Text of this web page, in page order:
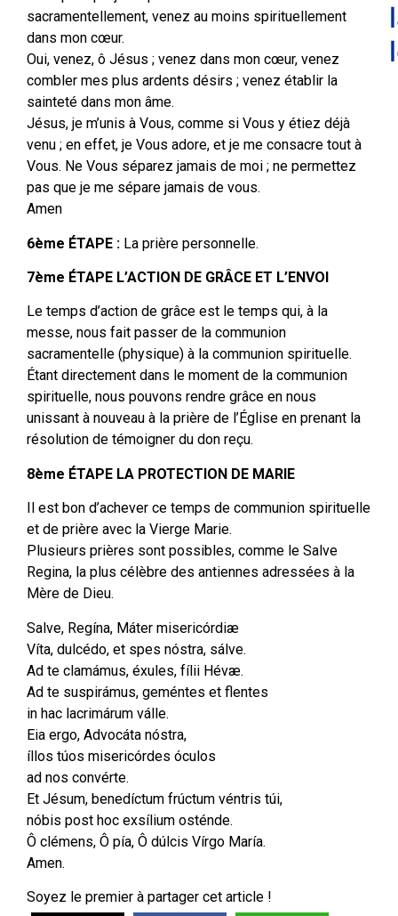
sacramentellement, venez au moins spirituellement
dans mon cœur.
Oui, venez, ô Jésus ; venez dans mon cœur, venez
combler mes plus ardents désirs ; venez établir la
sainteté dans mon âme.
Jésus, je m’unis à Vous, comme si Vous y étiez déjà
venu ; en effet, je Vous adore, et je me consacre tout à
Vous. Ne Vous séparez jamais de moi ; ne permettez
pas que je me sépare jamais de vous.
Amen
6ème ÉTAPE : La prière personnelle.
7ème ÉTAPE L’ACTION DE GRÂCE ET L’ENVOI
Le temps d’action de grâce est le temps qui, à la
messe, nous fait passer de la communion
sacramentelle (physique) à la communion spirituelle.
Étant directement dans le moment de la communion
spirituelle, nous pouvons rendre grâce en nous
unissant à nouveau à la prière de l’Église en prenant la
résolution de témoigner du don reçu.
8ème ÉTAPE LA PROTECTION DE MARIE
Il est bon d’achever ce temps de communion spirituelle
et de prière avec la Vierge Marie.
Plusieurs prières sont possibles, comme le Salve
Regina, la plus célèbre des antiennes adressées à la
Mère de Dieu.
Salve, Regína, Máter misericórdiæ
Víta, dulcédo, et spes nóstra, sálve.
Ad te clamámus, éxules, fílii Hévæ.
Ad te suspirámus, geméntes et flentes
in hac lacrimárum válle.
Eia ergo, Advocáta nóstra,
íllos túos misericórdes óculos
ad nos convérte.
Et Jésum, benedíctum frúctum véntris túi,
nóbis post hoc exsílium osténde.
Ô clémens, Ô pía, Ô dúlcis Vírgo María.
Amen.
Soyez le premier à partager cet article !